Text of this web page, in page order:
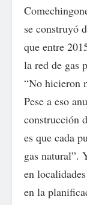
se construyó
que entre
la red de gas
“No hicieron
Pese a eso
construcción
es que cada
gas natural”.
en
en la